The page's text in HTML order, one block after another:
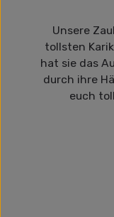
Unsere
tollsten
hat sie das
durch ihre
euch